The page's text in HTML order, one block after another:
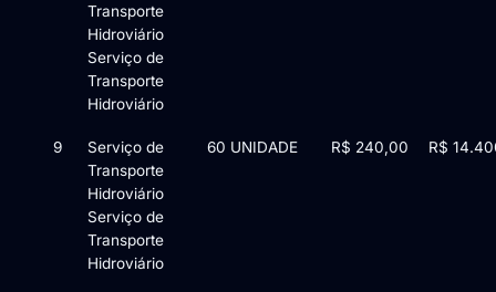
Transporte
Hidroviário
Serviço de
Transporte
Hidroviário
9
Serviço de
Transporte
Hidroviário
Serviço de
Transporte
Hidroviário
60 UNIDADE R$ 240,00 R$